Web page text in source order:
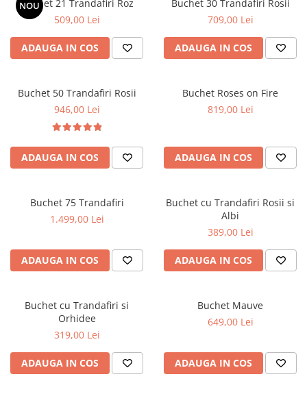
NOU
Buchet 21 Trandafiri Roz
509,00 Lei
ADAUGA IN COS
Buchet 30 Trandafiri Rosii
709,00 Lei
ADAUGA IN COS
Buchet 50 Trandafiri Rosii
946,00 Lei
ADAUGA IN COS
Buchet Roses on Fire
819,00 Lei
ADAUGA IN COS
Buchet 75 Trandafiri
1.499,00 Lei
ADAUGA IN COS
Buchet cu Trandafiri Rosii si
Albi
389,00 Lei
ADAUGA IN COS
Buchet cu Trandafiri si
Orhidee
319,00 Lei
ADAUGA IN COS
Buchet Mauve
649,00 Lei
ADAUGA IN COS